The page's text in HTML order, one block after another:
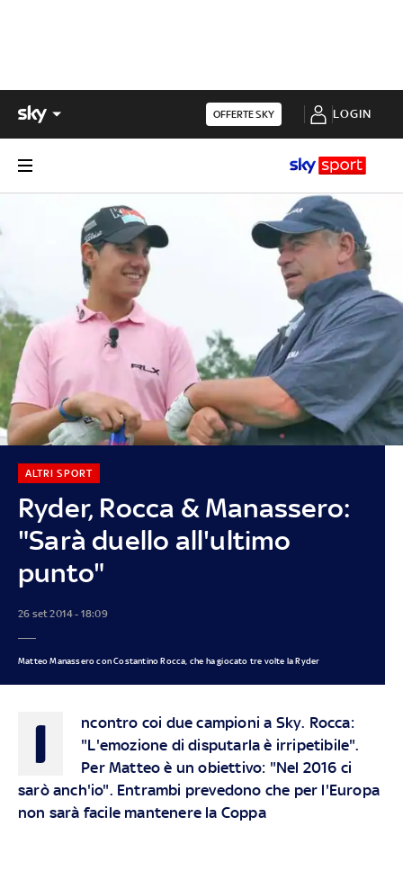
OFFERTE SKY LOGIN
Ryder, Rocca & Manassero:
"Sarà duello all'ultimo
punto"
ALTRI SPORT
26 set 2014 - 18:09
Matteo Manassero con Costantino Rocca, che ha giocato tre volte la Ryder
I
ncontro coi due campioni a Sky. Rocca:
"L'emozione di disputarla è irripetibile".
Per Matteo è un obiettivo: "Nel 2016 ci
sarò anch'io". Entrambi prevedono che per l'Europa
non sarà facile mantenere la Coppa